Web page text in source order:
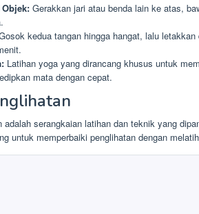
Gerakkan jari atau benda lain ke atas,
kedua tangan hingga hangat, lalu
Latihan yoga yang dirancang khusus untuk
mata dengan cepat.
adalah serangkaian latihan dan teknik yang
untuk memperbaiki penglihatan dengan